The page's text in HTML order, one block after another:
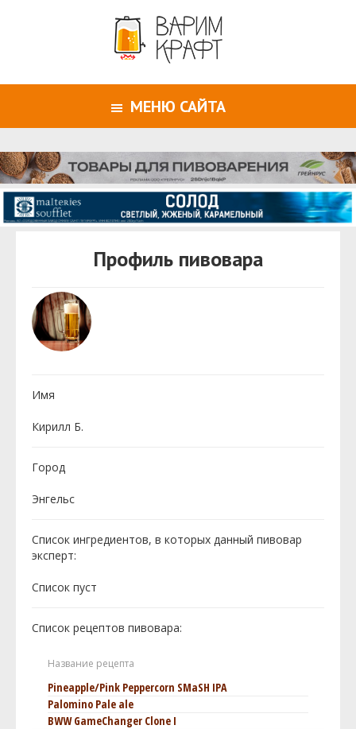
МЕНЮ САЙТА
Профиль пивовара
Имя
Кирилл Б.
Город
Энгельс
Список ингредиентов, в которых данный пивовар
эксперт:
Cписок пуст
Список рецептов пивовара:
Название рецепта
Pineapple/Pink Peppercorn SMaSH IPA
Palomino Pale ale
BWW GameChanger Clone I